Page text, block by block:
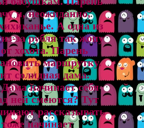
и, неожиданно,
А одна из
за рубля так жопу
хохота. Парень
маршрутку.
солидная дама.
начинает себя
ней смеются? Тут
рассказывать
начинает